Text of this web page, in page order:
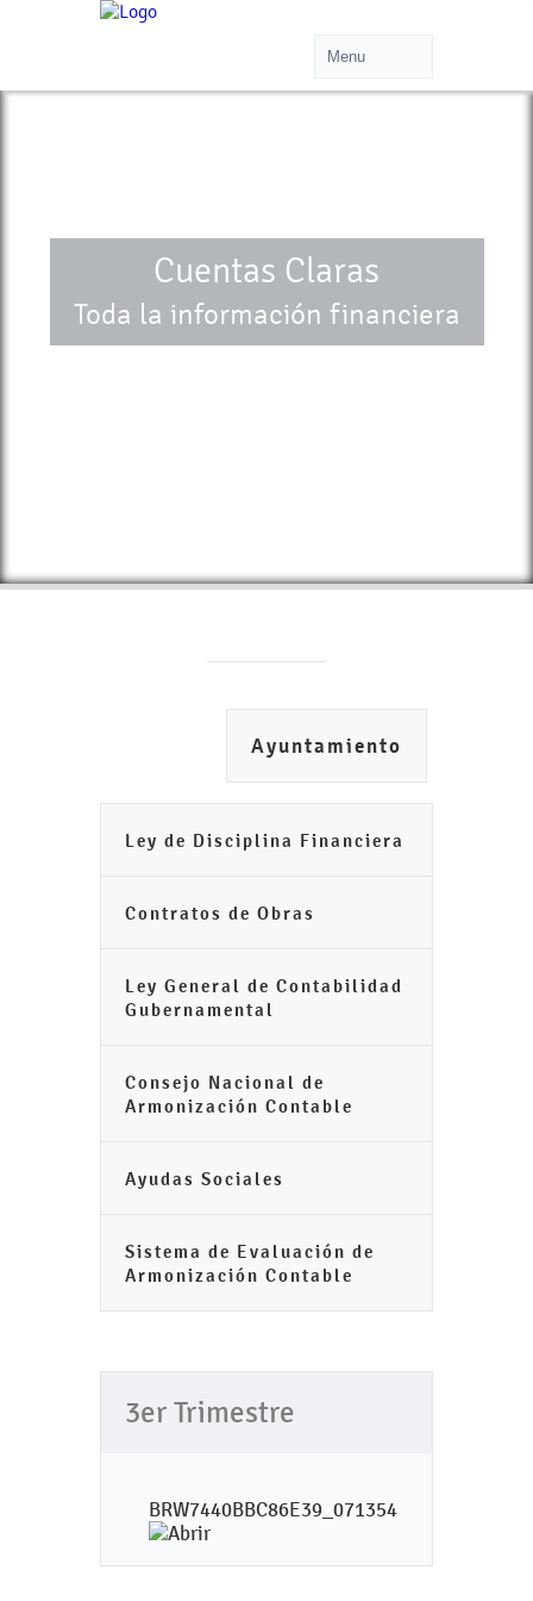
Cuentas Claras
Toda la información financiera
Ayuntamiento
Ley de Disciplina Financiera
Contratos de Obras
Ley General de Contabilidad
Gubernamental
Consejo Nacional de
Armonización Contable
Ayudas Sociales
Sistema de Evaluación de
Armonización Contable
3er Trimestre
BRW7440BBC86E39_071354